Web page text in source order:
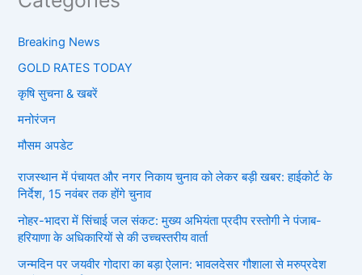
Breaking News
GOLD RATES TODAY
कृषि सुचना & खबरें
मनोरंजन
मौसम अपडेट
राजस्थान में पंचायत और नगर निकाय चुनाव को लेकर बड़ी खबर: हाईकोर्ट के
निर्देश, 15 नवंबर तक होंगे चुनाव
नोहर-भादरा में सिंचाई जल संकट: मुख्य अभियंता प्रदीप रस्तोगी ने पंजाब-
हरियाणा के अधिकारियों से की उच्चस्तरीय वार्ता
जन्मदिन पर जयवीर गोदारा का बड़ा ऐलान: भावलदेसर गौशाला से मरुप्रदेश